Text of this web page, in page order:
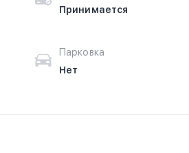
Принимается
Парковка
Нет